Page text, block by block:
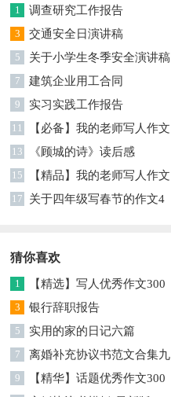
1 调查研究工作报告
3 交通安全日演讲稿
5 关于小学生冬季安全演讲稿
7 建筑企业用工合同
9 实习实践工作报告
11
【必备】我的老师写人作文
集合八篇
13 《顾城的诗》读后感
15
【精品】我的老师写人作文
集合5篇
17
关于四年级写春节的作文4
猜你喜欢
1
【精选】写人优秀作文300
字集锦八篇
3 银行辞职报告
5 实用的家的日记六篇
7
离婚补充协议书范文合集九
篇
9
【精华】话题优秀作文300